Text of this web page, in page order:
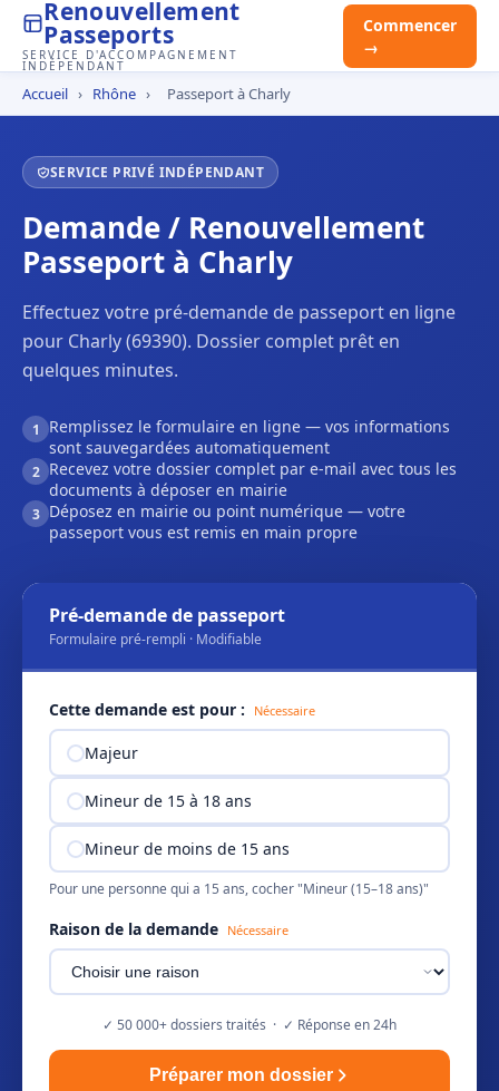
Renouvellement
Passeports
SERVICE D'ACCOMPAGNEMENT
INDÉPENDANT
Commencer
→
Accueil › Rhône › Passeport à Charly
SERVICE PRIVÉ INDÉPENDANT
Demande / Renouvellement
Passeport à Charly
Effectuez votre pré-demande de passeport en ligne
pour Charly (69390). Dossier complet prêt en
quelques minutes.
1
Remplissez le formulaire en ligne — vos informations
sont sauvegardées automatiquement
2 Recevez votre dossier complet par e-mail avec tous les
documents à déposer en mairie
3 Déposez en mairie ou point numérique — votre
passeport vous est remis en main propre
Pré-demande de passeport
Formulaire pré-rempli · Modifiable
Cette demande est pour : Nécessaire
Majeur
Mineur de 15 à 18 ans
Mineur de moins de 15 ans
Pour une personne qui a 15 ans, cocher "Mineur (15–18 ans)"
Raison de la demande Nécessaire
✓ 50 000+ dossiers traités · ✓ Réponse en 24h
Préparer mon dossier